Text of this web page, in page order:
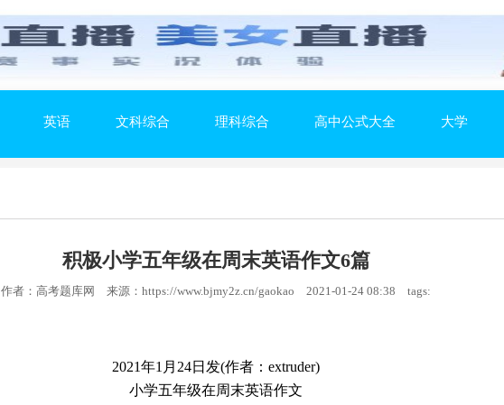
英语 文科综合 理科综合 高中公式大全 大学
积极小学五年级在周末英语作文6篇
作者：高考题库网 来源：https://www.bjmy2z.cn/gaokao 2021-01-24 08:38 tags:
2021年1月24日发(作者：extruder)
小学五年级在周末英语作文